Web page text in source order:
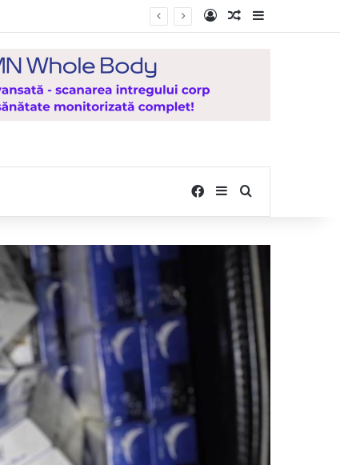
Log InRandom Article
Facebook
SidebarSearch for